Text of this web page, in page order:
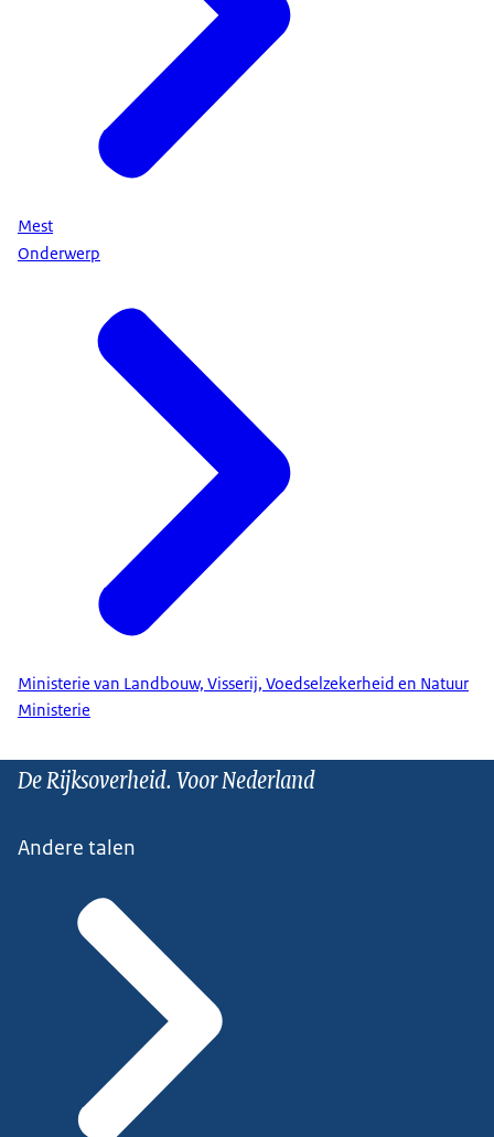
Mest
Onderwerp
Ministerie van Landbouw, Visserij, Voedselzekerheid en Natuur
Ministerie
De Rijksoverheid. Voor Nederland
Andere talen